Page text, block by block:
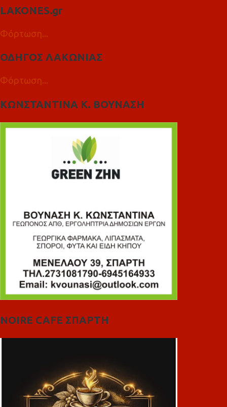
LAKONES.gr
Φόρτωση...
ΟΔΗΓΟΣ ΛΑΚΩΝΙΑΣ
Φόρτωση...
ΚΩΝΣΤΑΝΤΙΝΑ Κ. ΒΟΥΝΑΣΗ
NOIRE CAFE ΣΠΑΡΤΗ